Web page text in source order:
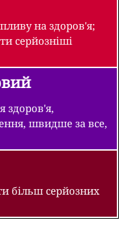
на здоров'я;
серйозніші
здоров'я,
швидше за все,
більш серйозних